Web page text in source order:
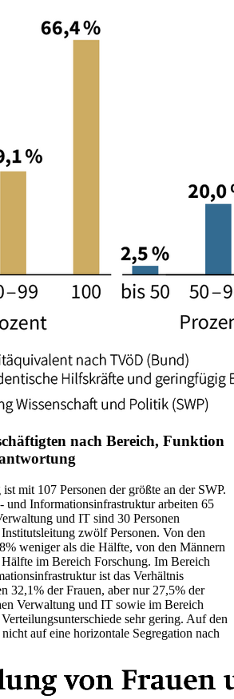
nach Bereich, Funktion
mit 107 Personen der größte an der SWP.
und Informationsinfrastruktur arbeiten 65
und IT sind 30 Personen
zwölf Perso­nen. Von den
weniger als die Hälfte, von den Männern
im Bereich Forschung. Im Bereich
ist das Verhältnis
32,1% der Frauen, aber nur 27,5% der
Verwaltung und IT sowie im Bereich
sehr gering. Auf den
auf eine horizontale Segregation nach